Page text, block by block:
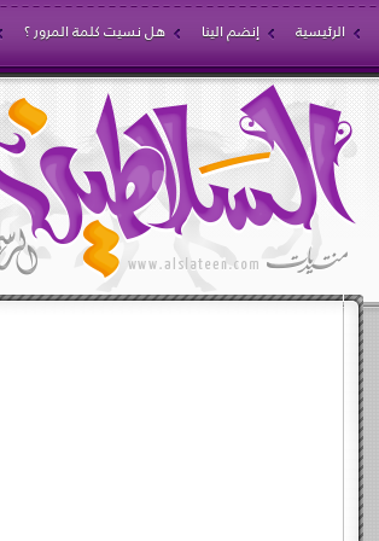
الرئيسية إنضم الينا هل نسيت كلمة المرور ؟